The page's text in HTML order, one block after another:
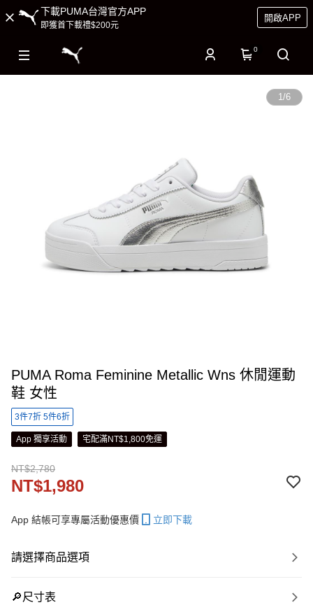
下載PUMA台灣官方APP
即獲首下載禮$200元
開啟APP
0
1/6
PUMA Roma Feminine Metallic Wns 休閒運動
鞋 女性
3件7折 5件6折
App 獨享活動 宅配滿NT$1,800免運
NT$2,780
NT$1,980
App 結帳可享專屬活動優惠價 立即下載
請選擇商品選項
🔎尺寸表